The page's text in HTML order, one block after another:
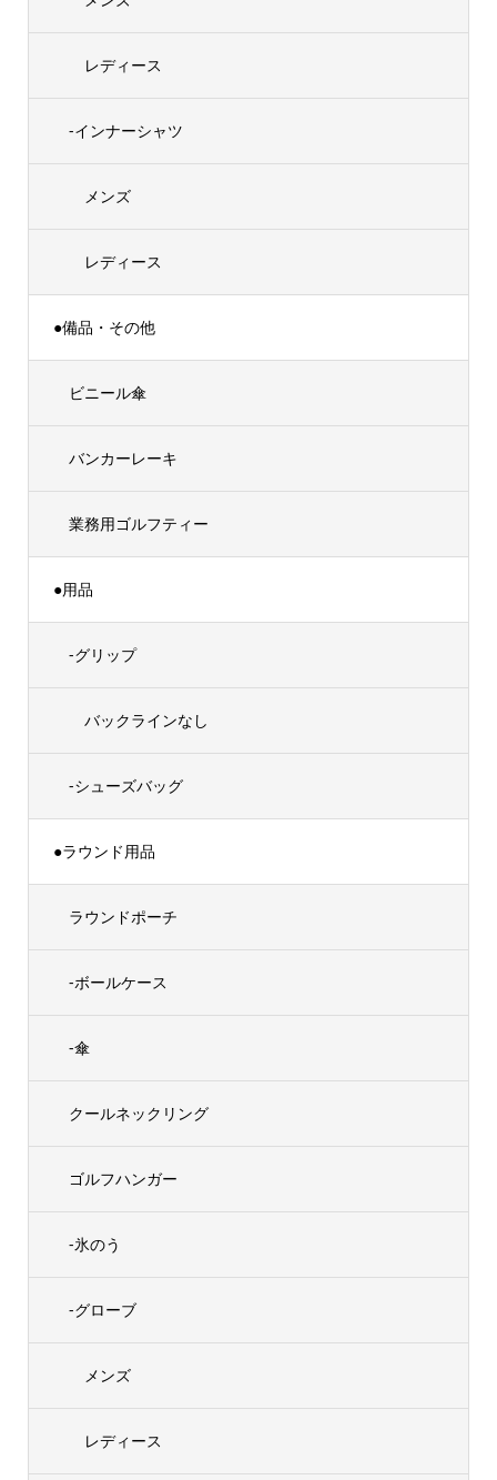
レディース
-インナーシャツ
メンズ
レディース
●備品・その他
ビニール傘
バンカーレーキ
業務用ゴルフティー
●用品
-グリップ
バックラインなし
-シューズバッグ
●ラウンド用品
ラウンドポーチ
-ボールケース
-傘
クールネックリング
ゴルフハンガー
-氷のう
-グローブ
メンズ
レディース